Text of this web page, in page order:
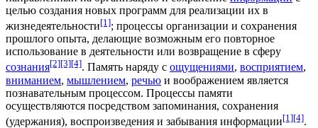
целью создания новых программ для реализации их в
жизнедеятельности[1]; процессы организации и сохранения
прошлого опыта, делающие возможным его повторное
использование в деятельности или возвращение в сферу
сознания[2][3][4]. Память наряду с ощущениями, восприятием,
вниманием, мышлением, речью и воображением является
познавательным процессом. Процессы памяти
осуществляются посредством запоминания, сохранения
(удержания), воспроизведения и забывания информации[1][4].